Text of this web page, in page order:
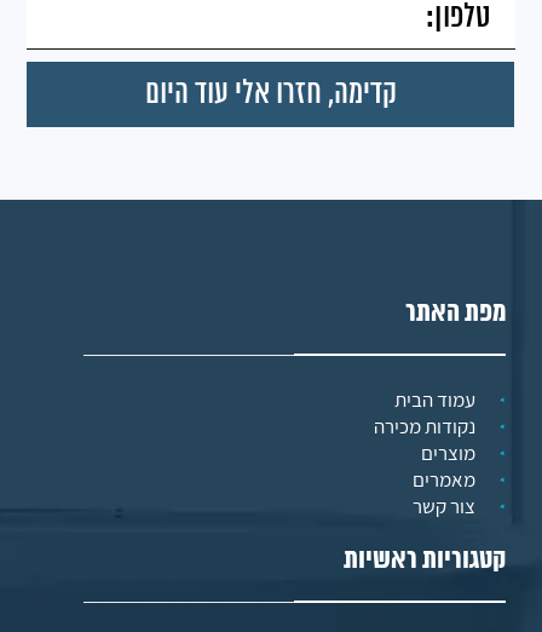
מפת האתר
עמוד הבית
נקודות מכירה
מוצרים
מאמרים
צור קשר
קטגוריות ראשיות